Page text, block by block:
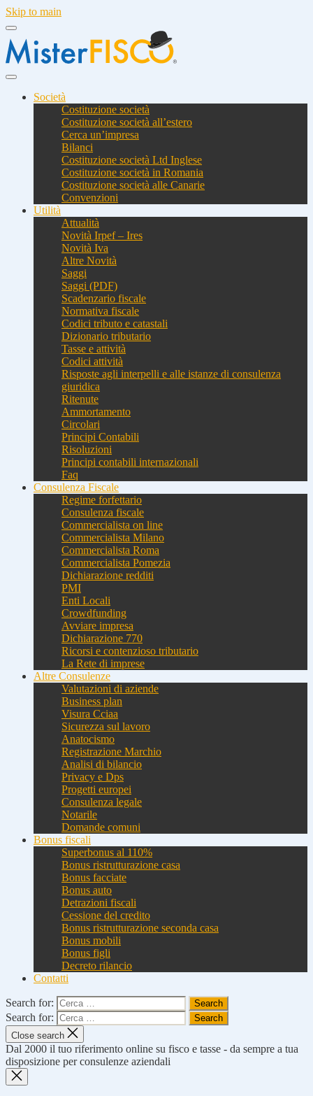
Skip to main
Società
Costituzione società
Costituzione società all’estero
Cerca un’impresa
Bilanci
Costituzione società Ltd Inglese
Costituzione società in Romania
Costituzione società alle Canarie
Convenzioni
Utilità
Attualità
Novità Irpef – Ires
Novità Iva
Altre Novità
Saggi
Saggi (PDF)
Scadenzario fiscale
Normativa fiscale
Codici tributo e catastali
Dizionario tributario
Tasse e attività
Codici attività
Risposte agli interpelli e alle istanze di consulenza
giuridica
Ritenute
Ammortamento
Circolari
Principi Contabili
Risoluzioni
Principi contabili internazionali
Faq
Consulenza Fiscale
Regime forfettario
Consulenza fiscale
Commercialista on line
Commercialista Milano
Commercialista Roma
Commercialista Pomezia
Dichiarazione redditi
PMI
Enti Locali
Crowdfunding
Avviare impresa
Dichiarazione 770
Ricorsi e contenzioso tributario
La Rete di imprese
Altre Consulenze
Valutazioni di aziende
Business plan
Visura Cciaa
Sicurezza sul lavoro
Anatocismo
Registrazione Marchio
Analisi di bilancio
Privacy e Dps
Progetti europei
Consulenza legale
Notarile
Domande comuni
Bonus fiscali
Superbonus al 110%
Bonus ristrutturazione casa
Bonus facciate
Bonus auto
Detrazioni fiscali
Cessione del credito
Bonus ristrutturazione seconda casa
Bonus mobili
Bonus figli
Decreto rilancio
Contatti
Search for:
Search for:
Close search
Dal 2000 il tuo riferimento online su fisco e tasse - da sempre a tua
disposizione per consulenze aziendali